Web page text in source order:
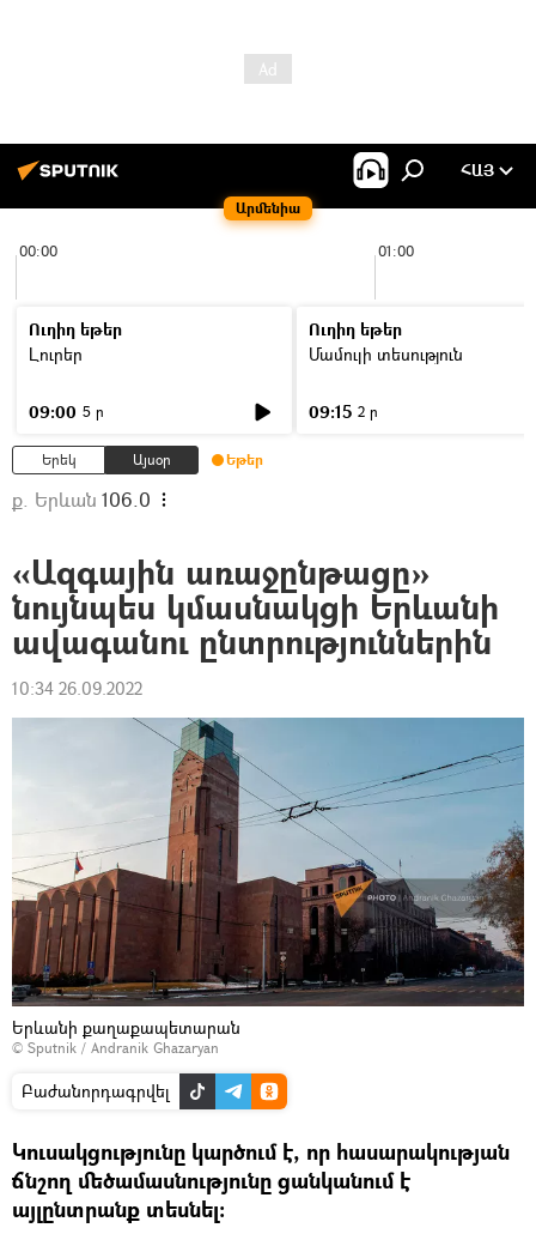
Արմենիա
ՀԱՅ
00:00 01:00
Ուղիղ եթեր
Լուրեր
09:00 5 ր
Ուղիղ եթեր
Մամուլի տեսություն
09:15 2 ր
Երեկ Այսօր Եթեր
ք. Երևան 106.0
«Ազգային առաջընթացը»
նույնպես կմասնակցի Երևանի
ավագանու ընտրություններին
10:34 26.09.2022
Երևանի քաղաքապետարան
© Sputnik / Andranik Ghazaryan
Բաժանորդագրվել
Կուսակցությունը կարծում է, որ հասարակության
ճնշող մեծամասնությունը ցանկանում է
այլընտրանք տեսնել։